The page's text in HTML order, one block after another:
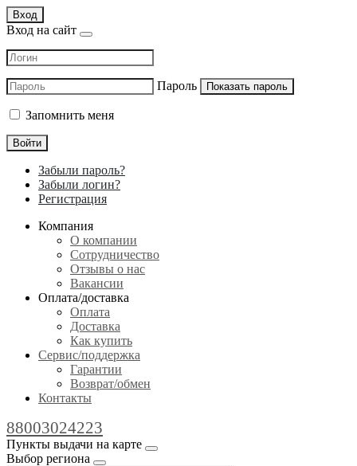
Вход
Вход на сайт
Пароль Показать пароль
Запомнить меня
Войти
Забыли пароль?
Забыли логин?
Регистрация
Компания
О компании
Сотрудничество
Отзывы о нас
Вакансии
Оплата/доставка
Оплата
Доставка
Как купить
Сервис/поддержка
Гарантии
Возврат/обмен
Контакты
88003024223
Пункты выдачи на карте
Выбор региона